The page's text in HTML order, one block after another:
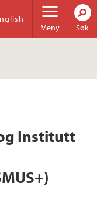
Meny
Søk
Institutt